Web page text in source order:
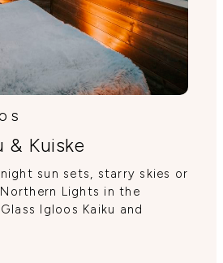
& Kuiske
sun sets, starry skies or
Lights in the
Igloos Kaiku and